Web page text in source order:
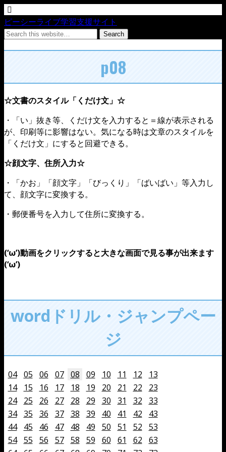
ピーシーライブ学習支援サイト
p08
☆文書のスタイル「くだけ文」☆
・「い」抜き等、くだけ文を入力すると＝線が表示される
が、印刷等に影響はない。気になる時は文章のスタイルを
「くだけ文」にすると回避できる。
☆顔文字、住所入力☆
・「かお」「顔文字」「びっくり」「ばいばい」等入力し
て、顔文字に変換する。
・郵便番号を入力して住所に変換する。
(‘ω’)動画をクリックすると大きな画面で見る事が出来ます
(‘ω’)
wordドリル・ジャンプペー
ジ
04 05 06 07 08 09 10 11 12
13
14
15 16 17 18 19 20 21 22
23
24
25 26 27 28 29 30 31 32
33
34
35 36 37 38 39 40 41 42
43
44
45 46 47 48 49 50 51 52
53
54
55 56 57 58 59 60 61 62
63